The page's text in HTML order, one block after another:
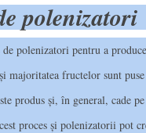
polenizatori
polenizatori pentru a
majoritatea fructelor sunt
produs și, în general, cade pe
proces și polenizatorii pot